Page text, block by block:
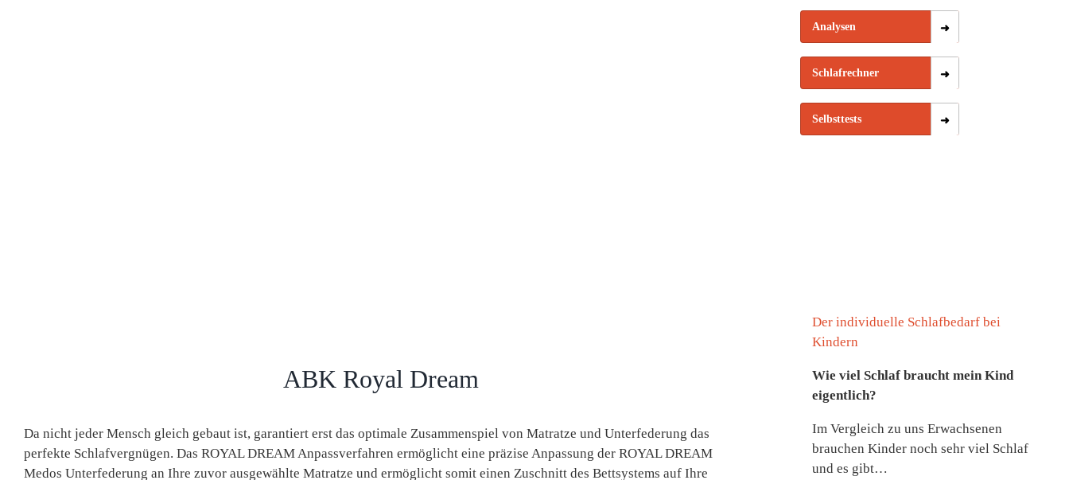
ABK Royal Dream
Da nicht jeder Mensch gleich gebaut ist, garantiert erst das optimale Zusammenspiel von Matratze und Unterfederung das
perfekte Schlafvergnügen. Das ROYAL DREAM Anpassverfahren ermöglicht eine präzise Anpassung der ROYAL DREAM
Medos Unterfederung an Ihre zuvor ausgewählte Matratze und ermöglicht somit einen Zuschnitt des Bettsystems auf Ihre
Analysen
Schlafrechner
Selbsttests
Der individuelle Schlafbedarf bei
Kindern
Wie viel Schlaf braucht mein Kind
eigentlich?
Im Vergleich zu uns Erwachsenen
brauchen Kinder noch sehr viel Schlaf
und es gibt…